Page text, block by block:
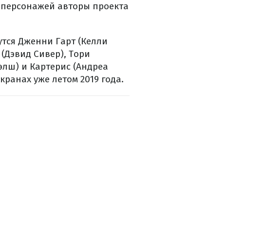
авторы проекта
Дженни Гарт (Келли
Сивер), Тори
и Картерис (Андреа
уже летом 2019 года.